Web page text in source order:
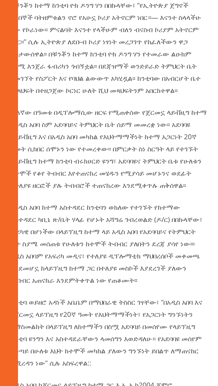
የቹንቾን ከተማ ከንቲባ ዮክ ዶንግ ሃን በበኩላቸው፣ “የኢትዮጵያ ጀግኖች
አርበኞች ባትዘምቱልን ኖሮ የአሁኗ ኮሪያ አትኖርም ነበር።— እናንተ ስላላችሁ
ነው የኮራነው፡፡ ምናልባት እናንተ የላችሁም ብለን ብናስብ ኮሪያም አትኖርም
ነበር፡፡” ሲሉ ኢትዮጵያ ለደቡብ ኮሪያ ነፃነት መረጋገጥ የከፈለችውን ዋጋ
አስታውሰዋል፡፡ በቹንቾን ከተማ ከንቲባ ዮክ ዶንግ ሃን የተመራው ልዑክም
የለሚ እንጀራ ፋብሪካን ጎብኝቷል፡፡ በደጃዝማች ወንድይራድ ትምህርት ቤት
በመገኘት የስፖርት እና የባህል ልውውጥ አካሂዷል፡፡ ከንቲባው በአብርሆት ቤተ
መጻህፍት በተዘጋጀው ኮርነር ሁለት ሺህ መጻህፍትንም አበርክተዋል፡፡
ሌላኛው በዓመቱ በዲፕሎማሲው ዘርፍ የሚጠቀሰው የጀርመኗ ላይቭዚግ ከተማ
በአዲስ አበባ ስም አደባባይና ትምህርት ቤት ሰይማ መመረቋ ነው፡፡ አደባባዩ
በላይቭዚግ እና በአዲስ አበባ መካከል የእህትማማችነት ከተማ አጋርነት 20ኛ
ዓመት ሲከበር ሰሞኑን ነው የተመረቀው፡፡ በምርቃት ስነ ስርዓት ላይ የተገኙት
የላይቭዚግ ከተማ ከንቲባ ብሩክሀርድ ዩንግ፣ አደባባዩና ትምህርት ቤቱ የሁለቱን
ከተሞች የቆየ ትብብር እየተጠናከረ መሄዱን የሚያሳይ መሆኑንና ወደፊት
በተለያዩ ዘርፎች ያሉ ትብብሮች ተጠናክረው እንደሚቀጥሉ ጠቅሰዋል፡፡
የአዲስ አበባ ከተማ አስተዳደር ከንቲባን ወክለው የተገኙት የከተማው
አስተዳደር ካቢኔ ጽ/ቤት ሃላፊ የሆኑት አሻግሬ ገብረወልድ (ዶ/ር) በበኩላቸው፣
ታሪካዊ በሆነችው በላይፕዚግ ከተማ ላይ አዲስ አበባ የአደባባይና የትምህርት
ቤት ስያሜ መሰጠቱ የሁለቱን ከተሞች ትብብር ያለበትን ደረጃ ያሳየ ነው፡፡፡
አዲስ አበባም የአፍሪካ መዲና፣ የተለያዩ ዲፕሎማቲክ ማህበረሰቦች መቀመጫ
እንደመሆኗ ከላይፕዚግ ከተማ ጋር በተለያዩ መስኮች እያደረገች ያለውን
ትብብር አጠናክራ እንደምትቀጥል ነው የጠቆሙት፡፡
ከንቲባ ወይዘሮ አዳነች አቤቤም በማህበራዊ ትስስር ገፃቸው፣ “በአዲስ አበባ እና
በጀርመኗ ላይፕዚግ የ20ኛ ዓመት የእህትማማችነት፣ የአጋርነት ግንኙነትን
በማስመልከት በላይፕዚግ ለከተማችን በስሟ አደባባይ በመሰየሙ የላይፕዚግ
ከንቲባ ዩንግን እና አስተዳደራቸውን ላመሰግን እወድዳለሁ። የአደባባዩ መሰየም
በቀጣይ በሁለቱ እህት ከተሞች መካከል ያለውን ግንኙነት ይበልጥ ለማጠናከር
የሚረዳን ነው” ሲሉ አስፍረዋል::